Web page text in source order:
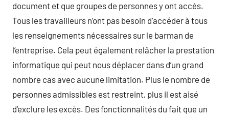
document et que groupes de personnes y ont accès.
Tous les travailleurs n’ont pas besoin d’accéder à tous
les renseignements nécessaires sur le barman de
l’entreprise. Cela peut également relâcher la prestation
informatique qui peut nous déplacer dans d’un grand
nombre cas avec aucune limitation. Plus le nombre de
personnes admissibles est restreint, plus il est aisé
d’exclure les excès. Des fonctionnalités du fait que un